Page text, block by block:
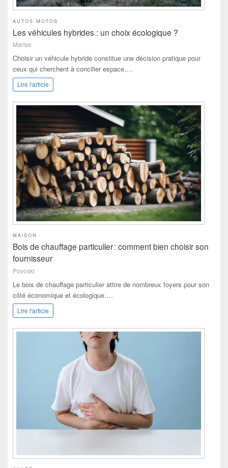
AUTOS MOTOS
Les véhicules hybrides : un choix écologique ?
Marise
Choisir un véhicule hybride constitue une décision pratique pour
ceux qui cherchent à concilier espace,…
Lire l'article
MAISON
Bois de chauffage particulier : comment bien choisir son
fournisseur
Povoski
Le bois de chauffage particulier attire de nombreux foyers pour son
côté économique et écologique.…
Lire l'article